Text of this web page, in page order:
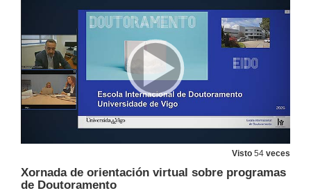
Visto 54 veces
Xornada de orientación virtual sobre programas
de Doutoramento